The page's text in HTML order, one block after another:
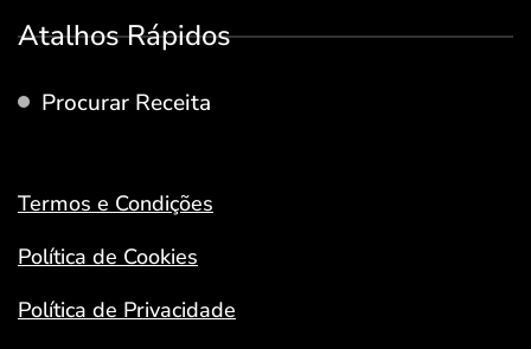
Atalhos Rápidos
Procurar Receita
Termos e Condições
Política de Cookies
Política de Privacidade